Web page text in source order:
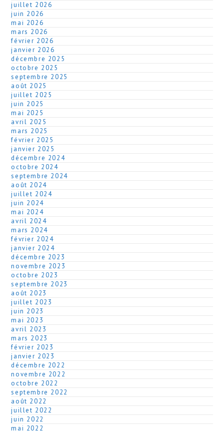
juillet 2026
juin 2026
mai 2026
mars 2026
février 2026
janvier 2026
décembre 2025
octobre 2025
septembre 2025
août 2025
juillet 2025
juin 2025
mai 2025
avril 2025
mars 2025
février 2025
janvier 2025
décembre 2024
octobre 2024
septembre 2024
août 2024
juillet 2024
juin 2024
mai 2024
avril 2024
mars 2024
février 2024
janvier 2024
décembre 2023
novembre 2023
octobre 2023
septembre 2023
août 2023
juillet 2023
juin 2023
mai 2023
avril 2023
mars 2023
février 2023
janvier 2023
décembre 2022
novembre 2022
octobre 2022
septembre 2022
août 2022
juillet 2022
juin 2022
mai 2022